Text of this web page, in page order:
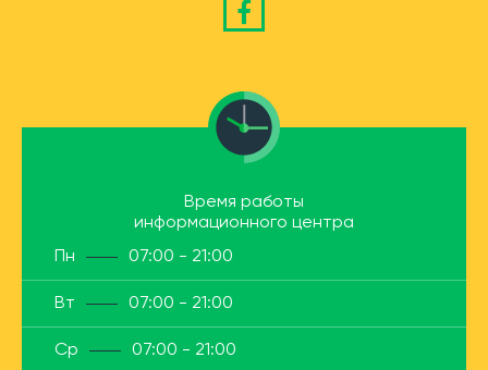
Время работы
информационного центра
Пн
07:00 - 21:00
Вт 07:00 - 21:00
Ср 07:00 - 21:00